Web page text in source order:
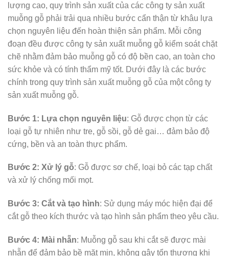
lượng cao, quy trình sản xuất của các công ty sản xuất
muỗng gỗ phải trải qua nhiều bước cẩn thận từ khâu lựa
chọn nguyên liệu đến hoàn thiện sản phẩm. Mỗi công
đoạn đều được công ty sản xuất muỗng gỗ kiểm soát chặt
chẽ nhằm đảm bảo muỗng gỗ có độ bền cao, an toàn cho
sức khỏe và có tính thẩm mỹ tốt. Dưới đây là các bước
chính trong quy trình sản xuất muỗng gỗ của một công ty
sản xuất muỗng gỗ.
Bước 1: Lựa chọn nguyên liệu: Gỗ được chọn từ các
loại gỗ tự nhiên như tre, gỗ sồi, gỗ dẻ gai… đảm bảo độ
cứng, bền và an toàn thực phẩm.
Bước 2: Xử lý gỗ: Gỗ được sơ chế, loại bỏ các tạp chất
và xử lý chống mối mọt.
Bước 3: Cắt và tạo hình: Sử dụng máy móc hiện đại để
cắt gỗ theo kích thước và tạo hình sản phẩm theo yêu cầu.
Bước 4: Mài nhẵn: Muỗng gỗ sau khi cắt sẽ được mài
nhẵn để đảm bảo bề mặt mịn, không gây tổn thương khi